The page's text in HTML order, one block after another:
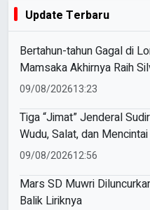
Update Terbaru
Bertahun-tahun Gagal di
Mamsaka Akhirnya Raih
Awards 2026
09/08/202613:23
Tiga “Jimat” Jenderal
Wudu, Salat, dan
09/08/202612:56
Mars SD Muwri
Balik Liriknya